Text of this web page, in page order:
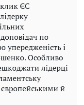
ЄС
по
упередженість і
Особливо
лідерці
й